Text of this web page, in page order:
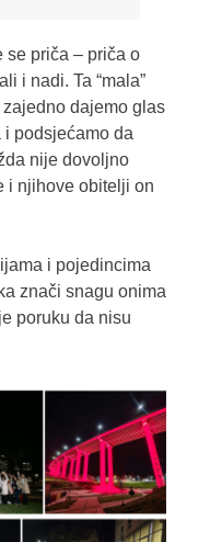
se priča – priča o
i nadi. Ta “mala”
dajemo glas
podsjećamo da
nije dovoljno
i njihove obitelji on
i pojedincima
znači snagu onima
poruku da nisu